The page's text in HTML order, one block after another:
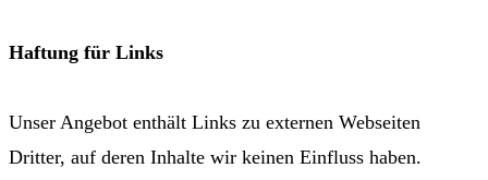
Haftung für Links
Unser Angebot enthält Links zu externen Webseiten
Dritter, auf deren Inhalte wir keinen Einfluss haben.